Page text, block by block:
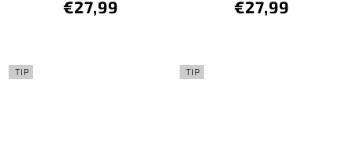
€27,99 €27,99
TIP TIP